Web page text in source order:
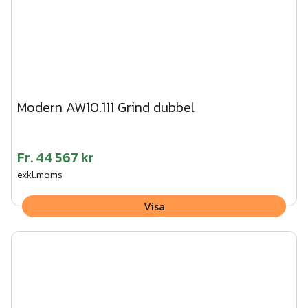
Modern AW10.111 Grind dubbel
Fr.44 567 kr
exkl.moms
Visa